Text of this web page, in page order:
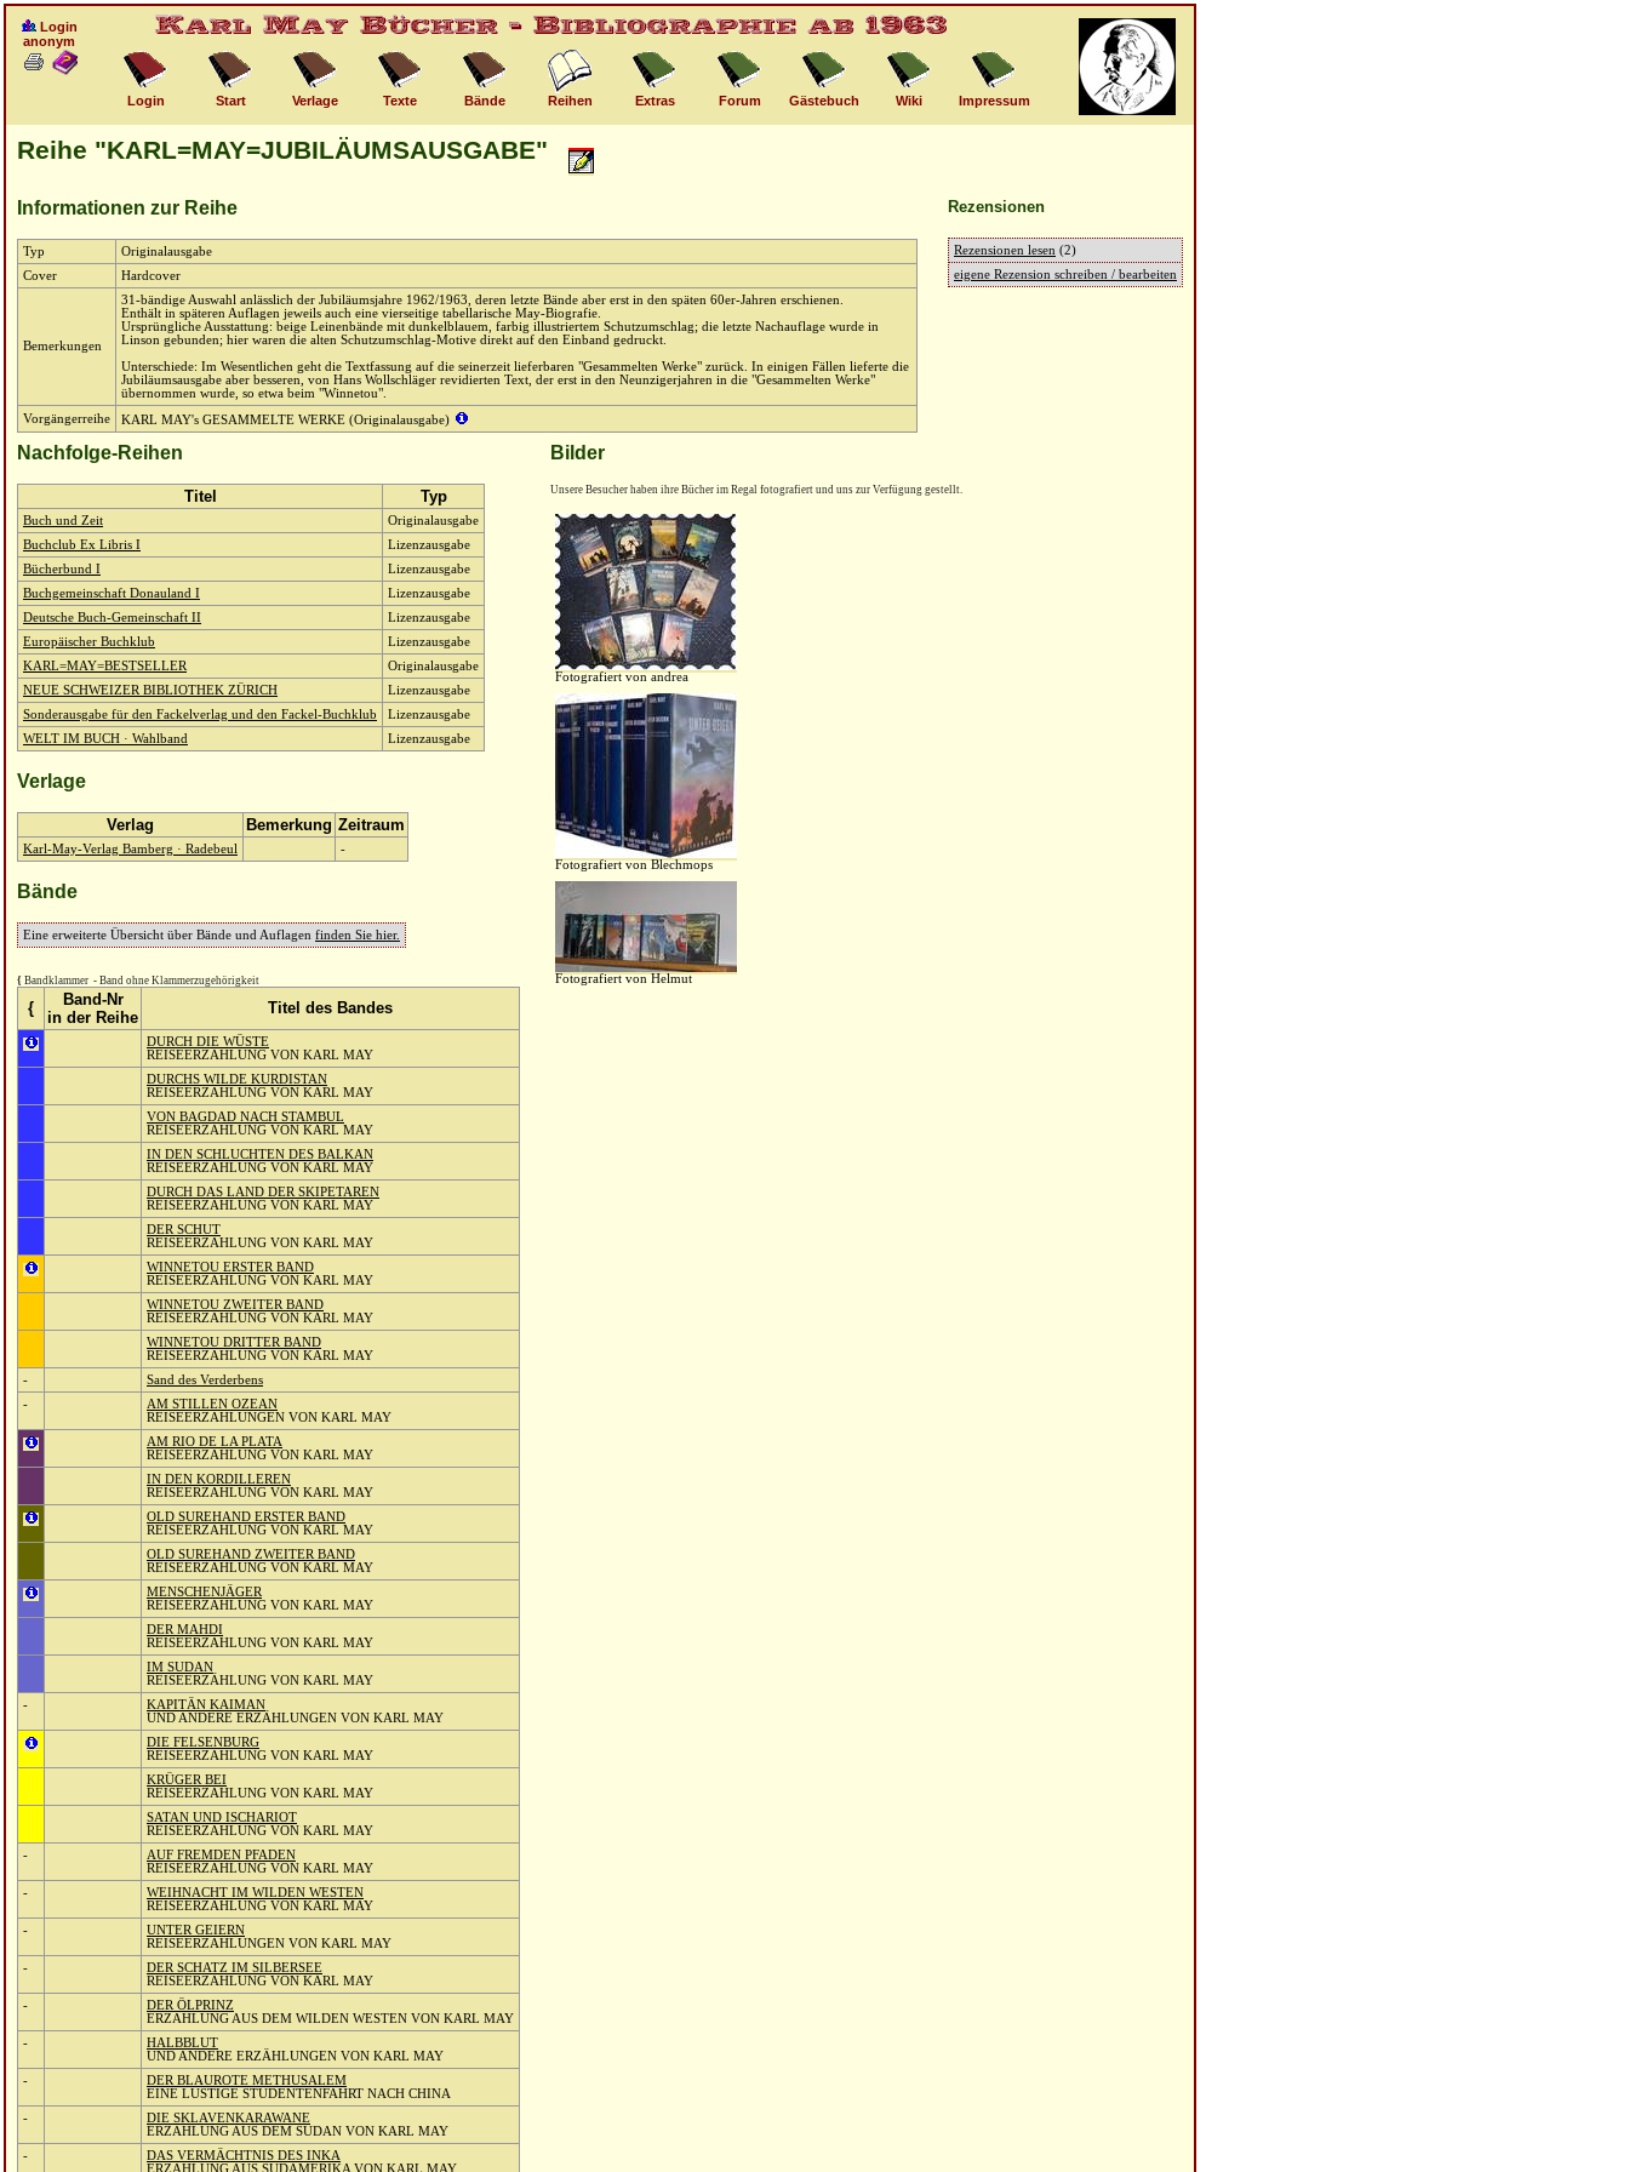
Login
anonym
Login Start Verlage Texte Bände Reihen Extras Forum Gästebuch Wiki Impressum
Reihe "KARL=MAY=JUBILÄUMSAUSGABE"
Informationen zur Reihe
Typ
Originalausgabe
Cover
Hardcover
Bemerkungen
31-bändige Auswahl anlässlich der Jubiläumsjahre 1962/1963, deren letzte Bände aber erst in den späten 60er-Jahren erschienen.
Enthält in späteren Auflagen jeweils auch eine vierseitige tabellarische May-Biografie.
Ursprüngliche Ausstattung: beige Leinenbände mit dunkelblauem, farbig illustriertem Schutzumschlag; die letzte Nachauflage wurde in
Linson gebunden; hier waren die alten Schutzumschlag-Motive direkt auf den Einband gedruckt.
Unterschiede: Im Wesentlichen geht die Textfassung auf die seinerzeit lieferbaren "Gesammelten Werke" zurück. In einigen Fällen lieferte die
Jubiläumsausgabe aber besseren, von Hans Wollschläger revidierten Text, der erst in den Neunzigerjahren in die "Gesammelten Werke"
übernommen wurde, so etwa beim "Winnetou".
Vorgängerreihe
KARL MAY's GESAMMELTE WERKE (Originalausgabe)
Rezensionen
Rezensionen lesen (2)
eigene Rezension schreiben / bearbeiten
Nachfolge-Reihen
Titel Typ
Buch und Zeit
Originalausgabe
Buchclub Ex Libris I
Lizenzausgabe
Bücherbund I
Lizenzausgabe
Buchgemeinschaft Donauland I
Lizenzausgabe
Deutsche Buch-Gemeinschaft II
Lizenzausgabe
Europäischer Buchklub
Lizenzausgabe
KARL=MAY=BESTSELLER
Originalausgabe
NEUE SCHWEIZER BIBLIOTHEK ZÜRICH
Lizenzausgabe
Sonderausgabe für den Fackelverlag und den Fackel-Buchklub
Lizenzausgabe
WELT IM BUCH · Wahlband
Lizenzausgabe
Verlage
Verlag Bemerkung Zeitraum
Karl-May-Verlag Bamberg · Radebeul -
Bände
Eine erweiterte Übersicht über Bände und Auflagen finden Sie hier.
{ Bandklammer - Band ohne Klammerzugehörigkeit
{
Band-Nr
in der Reihe
Titel des Bandes
DURCH DIE WÜSTE
REISEERZÄHLUNG VON KARL MAY
DURCHS WILDE KURDISTAN
REISEERZÄHLUNG VON KARL MAY
VON BAGDAD NACH STAMBUL
REISEERZÄHLUNG VON KARL MAY
IN DEN SCHLUCHTEN DES BALKAN
REISEERZÄHLUNG VON KARL MAY
DURCH DAS LAND DER SKIPETAREN
REISEERZÄHLUNG VON KARL MAY
DER SCHUT
REISEERZÄHLUNG VON KARL MAY
WINNETOU ERSTER BAND
REISEERZÄHLUNG VON KARL MAY
WINNETOU ZWEITER BAND
REISEERZÄHLUNG VON KARL MAY
WINNETOU DRITTER BAND
REISEERZÄHLUNG VON KARL MAY
-
Sand des Verderbens
-
AM STILLEN OZEAN
REISEERZÄHLUNGEN VON KARL MAY
AM RIO DE LA PLATA
REISEERZÄHLUNG VON KARL MAY
IN DEN KORDILLEREN
REISEERZÄHLUNG VON KARL MAY
OLD SUREHAND ERSTER BAND
REISEERZÄHLUNG VON KARL MAY
OLD SUREHAND ZWEITER BAND
REISEERZÄHLUNG VON KARL MAY
MENSCHENJÄGER
REISEERZÄHLUNG VON KARL MAY
DER MAHDI
REISEERZÄHLUNG VON KARL MAY
IM SUDAN
REISEERZÄHLUNG VON KARL MAY
-
KAPITÄN KAIMAN
UND ANDERE ERZÄHLUNGEN VON KARL MAY
DIE FELSENBURG
REISEERZÄHLUNG VON KARL MAY
KRÜGER BEI
REISEERZÄHLUNG VON KARL MAY
SATAN UND ISCHARIOT
REISEERZÄHLUNG VON KARL MAY
-
AUF FREMDEN PFADEN
REISEERZÄHLUNG VON KARL MAY
-
WEIHNACHT IM WILDEN WESTEN
REISEERZÄHLUNG VON KARL MAY
-
UNTER GEIERN
REISEERZÄHLUNGEN VON KARL MAY
-
DER SCHATZ IM SILBERSEE
REISEERZÄHLUNG VON KARL MAY
-
DER ÖLPRINZ
ERZÄHLUNG AUS DEM WILDEN WESTEN VON KARL MAY
-
HALBBLUT
UND ANDERE ERZÄHLUNGEN VON KARL MAY
-
DER BLAUROTE METHUSALEM
EINE LUSTIGE STUDENTENFAHRT NACH CHINA
-
DIE SKLAVENKARAWANE
ERZÄHLUNG AUS DEM SUDAN VON KARL MAY
-
DAS VERMÄCHTNIS DES INKA
ERZÄHLUNG AUS SÜDAMERIKA VON KARL MAY
Bilder
Unsere Besucher haben ihre Bücher im Regal fotografiert und uns zur Verfügung gestellt.
Fotografiert von andrea
Fotografiert von Blechmops
Fotografiert von Helmut